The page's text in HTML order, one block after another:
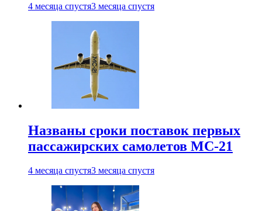
4 месяца спустя3 месяца спустя
Названы сроки поставок первых
пассажирских самолетов МС-21
4 месяца спустя3 месяца спустя